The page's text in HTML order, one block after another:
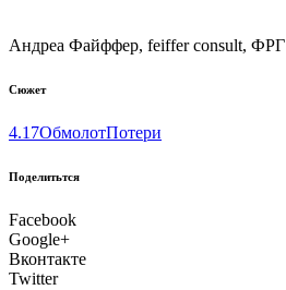
Андреа Файффер, feiffer consult, ФРГ
Сюжет
4.17ОбмолотПотери
Поделитьтся
Facebook
Google+
Вконтакте
Twitter